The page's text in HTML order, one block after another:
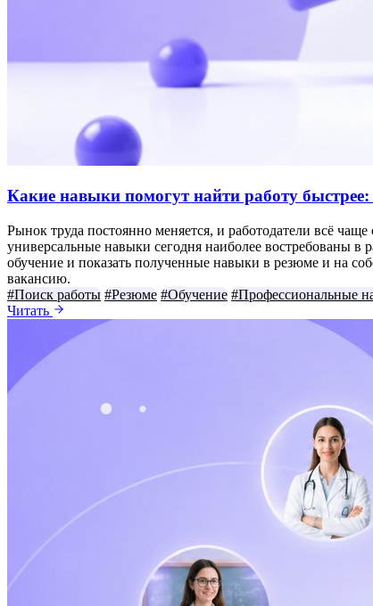
Какие навыки помогут найти работу быстрее:
Рынок труда постоянно меняется, и работодатели всё
универсальные навыки сегодня наиболее востребованы
обучение и показать полученные навыки в резюме и на
вакансию.
#Поиск работы #Резюме #Обучение #Профессиональные
Читать